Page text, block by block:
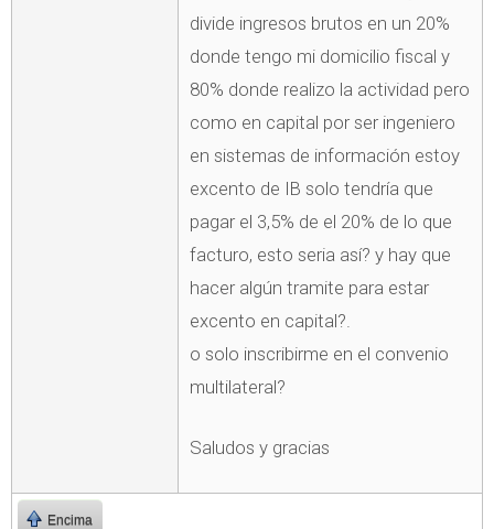
divide ingresos brutos en un 20%
donde tengo mi domicilio fiscal y
80% donde realizo la actividad pero
como en capital por ser ingeniero
en sistemas de información estoy
excento de IB solo tendría que
pagar el 3,5% de el 20% de lo que
facturo, esto seria así? y hay que
hacer algún tramite para estar
excento en capital?.
o solo inscribirme en el convenio
multilateral?
Saludos y gracias
Encima